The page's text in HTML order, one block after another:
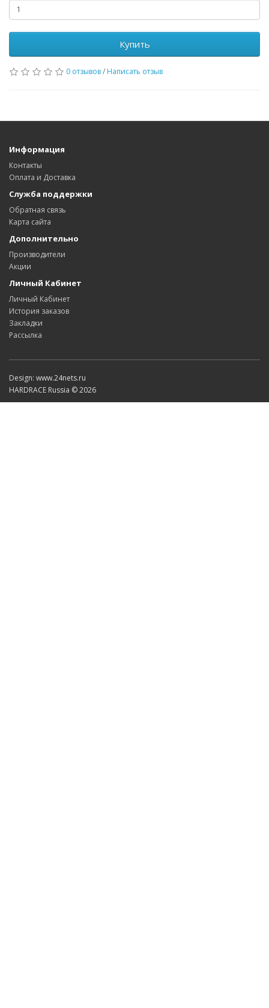
Купить
0 отзывов/ Написать отзыв
Информация
Контакты
Оплата и Доставка
Служба поддержки
Обратная связь
Карта сайта
Дополнительно
Производители
Акции
Личный Кабинет
Личный Кабинет
История заказов
Закладки
Рассылка
Design: www.24nets.ru
HARDRACE Russia © 2026